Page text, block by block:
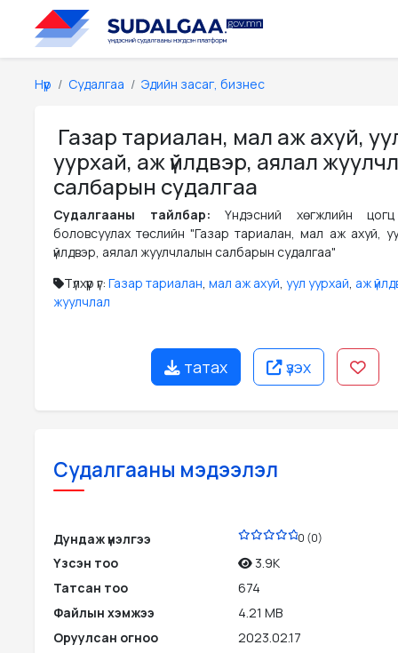
Нүүр Судалгаа Эдийн засаг, бизнес
Газар тариалан, мал аж ахуй,
уурхай, аж үйлдвэр, аялал
салбарын судалгаа
Судалгааны тайлбар:Үндэсний хөгжлийн цогц
боловсуулах төслийн "Газар тариалан, мал аж ахуй,
үйлдвэр, аялал жуулчлалын салбарын судалгаа"
Түлхүүр үг: Газар тариалан, мал аж ахуй, уул уурхай, аж
жуулчлал
татах үзэх
Судалгааны мэдээлэл
Дундаж үнэлгээ 0 (0)
Үзсэн тоо
3.9K
Татсан тоо
674
Файлын хэмжээ
4.21 MB
Оруулсан огноо
2023.02.17